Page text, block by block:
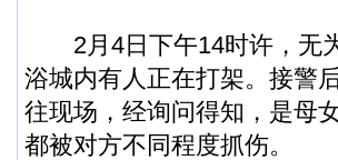
2月4日下午14时许，无
浴城内有人正在打架。接警
往现场，经询问得知，是母
都被对方不同程度抓伤。